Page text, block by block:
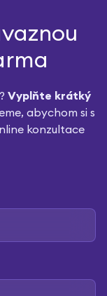
Vyplňte krátký
abychom si s
konzultace